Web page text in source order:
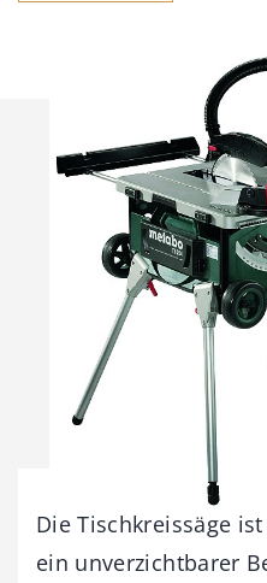
Die Tischkreissäge
ein unverzichtbarer